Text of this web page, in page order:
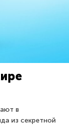
в
из секретной